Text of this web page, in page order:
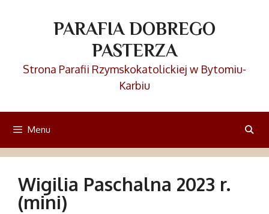
PARAFIA DOBREGO
PASTERZA
Strona Parafii Rzymskokatolickiej w Bytomiu-
Karbiu
Menu
Wigilia Paschalna 2023 r.
(mini)